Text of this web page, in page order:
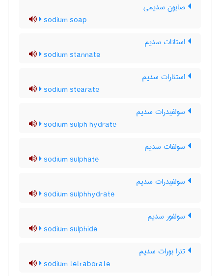
صابون سدیمی
sodium soap
استانات سدیم
sodium stannate
استئارات سدیم
sodium stearate
سولفیدرات سدیم
sodium sulph hydrate
سولفات سدیم
sodium sulphate
سولفیدرات سدیم
sodium sulphhydrate
سولفور سدیم
sodium sulphide
تترا بورات سدیم
sodium tetraborate